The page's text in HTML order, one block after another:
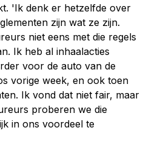
'Ik denk er hetzelfde over
zijn wat ze zijn.
niet eens met die regels
Ik heb al inhaalacties
voor de auto van de
vorige week, en ook toen
Ik vond dat niet fair, maar
proberen we die
in ons voordeel te